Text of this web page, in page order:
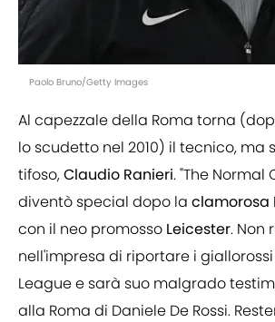
Paolo Bruno/Getty Images
Al capezzale della Roma torna
lo scudetto nel 2010) il tecnico, ma
tifoso,Claudio Ranieri. "The Normal
diventò special dopo la clamorosa
con il neo promosso Leicester. Non
nell'impresa di riportare i
League e sarà suo malgrado
alla Roma di Daniele De Rossi.